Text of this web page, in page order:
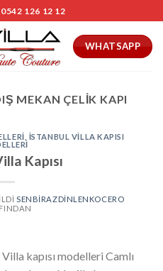
126 12 12
WHATSAPP
MEKAN ÇELIK KAPI
İSTANBUL VILLA KAPISI
Kapısı
SENBIRAZDINLENKOCERO
kapısı modelleri Camlı